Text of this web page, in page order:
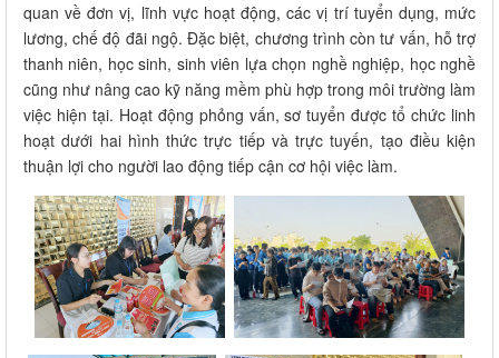
quan về đơn vị, lĩnh vực hoạt động, các vị trí tuyển dụng, mức
lương, chế độ đãi ngộ. Đặc biệt, chương trình còn tư vấn, hỗ trợ
thanh niên, học sinh, sinh viên lựa chọn nghề nghiệp, học nghề
cũng như nâng cao kỹ năng mềm phù hợp trong môi trường làm
việc hiện tại. Hoạt động phỏng vấn, sơ tuyển được tổ chức linh
hoạt dưới hai hình thức trực tiếp và trực tuyến, tạo điều kiện
thuận lợi cho người lao động tiếp cận cơ hội việc làm.